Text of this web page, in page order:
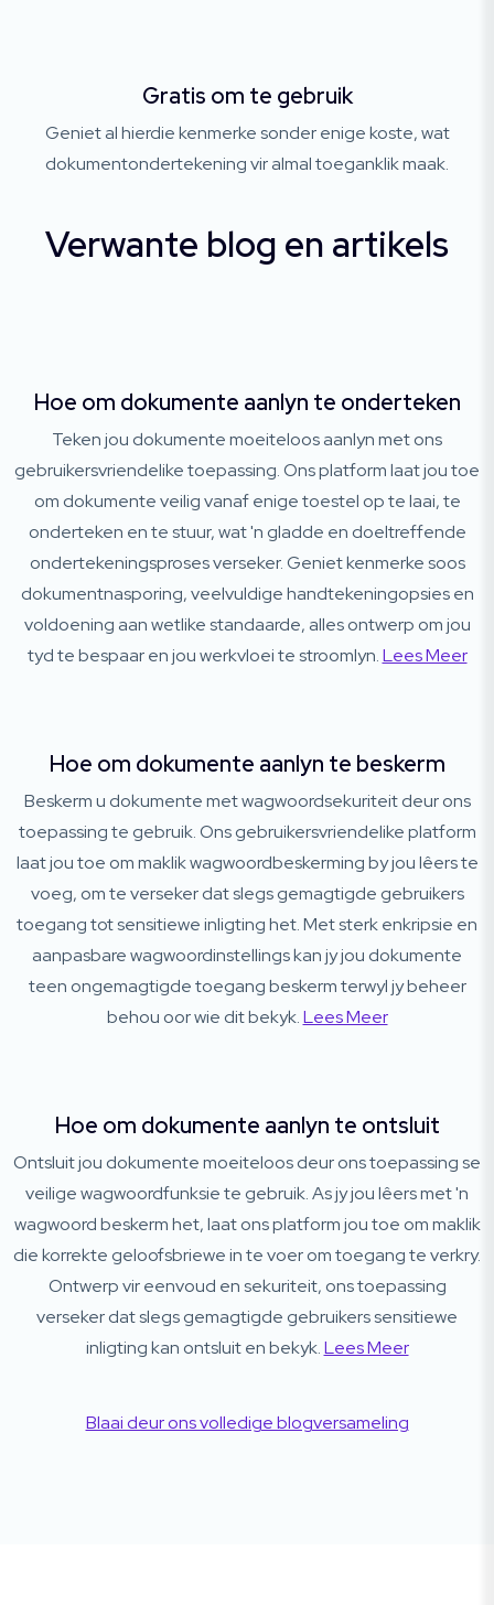
Gratis om te gebruik
Geniet al hierdie kenmerke sonder enige koste, wat
dokumentondertekening vir almal toeganklik maak.
Verwante blog en artikels
Hoe om dokumente aanlyn te onderteken
Teken jou dokumente moeiteloos aanlyn met ons
gebruikersvriendelike toepassing. Ons platform laat jou toe
om dokumente veilig vanaf enige toestel op te laai, te
onderteken en te stuur, wat 'n gladde en doeltreffende
ondertekeningsproses verseker. Geniet kenmerke soos
dokumentnasporing, veelvuldige handtekeningopsies en
voldoening aan wetlike standaarde, alles ontwerp om jou
tyd te bespaar en jou werkvloei te stroomlyn.Lees Meer
Hoe om dokumente aanlyn te beskerm
Beskerm u dokumente met wagwoordsekuriteit deur ons
toepassing te gebruik. Ons gebruikersvriendelike platform
laat jou toe om maklik wagwoordbeskerming by jou lêers te
voeg, om te verseker dat slegs gemagtigde gebruikers
toegang tot sensitiewe inligting het. Met sterk enkripsie en
aanpasbare wagwoordinstellings kan jy jou dokumente
teen ongemagtigde toegang beskerm terwyl jy beheer
behou oor wie dit bekyk.Lees Meer
Hoe om dokumente aanlyn te ontsluit
Ontsluit jou dokumente moeiteloos deur ons toepassing se
veilige wagwoordfunksie te gebruik. As jy jou lêers met 'n
wagwoord beskerm het, laat ons platform jou toe om maklik
die korrekte geloofsbriewe in te voer om toegang te verkry.
Ontwerp vir eenvoud en sekuriteit, ons toepassing
verseker dat slegs gemagtigde gebruikers sensitiewe
inligting kan ontsluit en bekyk.Lees Meer
Blaai deur ons volledige blogversameling